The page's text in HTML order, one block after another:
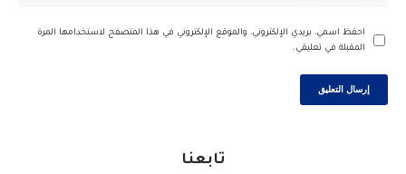
احفظ اسمي، بريدي الإلكتروني، والموقع الإلكتروني في هذا المتصفح لاستخدامها المرة
المقبلة في تعليقي.
تابعنا